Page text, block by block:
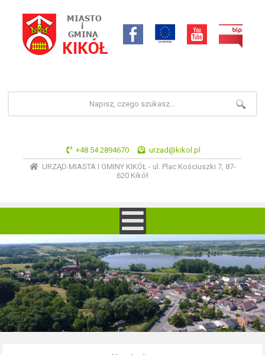
+48 54 2894670
urzad@kikol.pl
URZĄD MIASTA I GMINY KIKÓŁ - ul. Plac Kościuszki 7, 87-
620 Kikół